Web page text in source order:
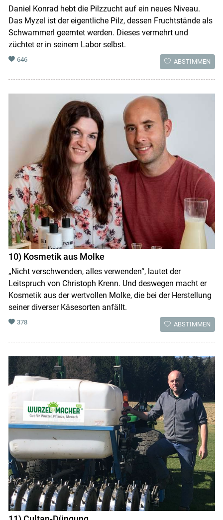
Daniel Konrad hebt die Pilzzucht auf ein neues Niveau.
Das Myzel ist der eigentliche Pilz, dessen Fruchtstände als
Schwammerl geerntet werden. Dieses vermehrt und
züchtet er in seinem Labor selbst.
646 ABSTIMMEN
10) Kosmetik aus Molke
„Nicht verschwenden, alles verwenden“, lautet der
Leitspruch von Christoph Krenn. Und deswegen macht er
Kosmetik aus der wertvollen Molke, die bei der Herstellung
seiner diverser Käsesorten anfällt.
378 ABSTIMMEN